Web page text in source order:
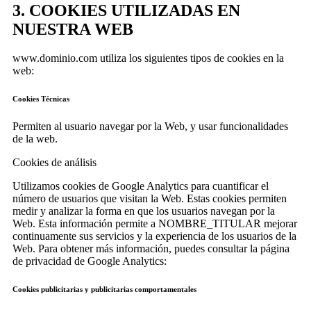
3. COOKIES UTILIZADAS EN
NUESTRA WEB
www.dominio.com utiliza los siguientes tipos de cookies en la
web:
Cookies Técnicas
Permiten al usuario navegar por la Web, y usar funcionalidades
de la web.
Cookies de análisis
Utilizamos cookies de Google Analytics para cuantificar el
número de usuarios que visitan la Web. Estas cookies permiten
medir y analizar la forma en que los usuarios navegan por la
Web. Esta información permite a NOMBRE_TITULAR mejorar
continuamente sus servicios y la experiencia de los usuarios de la
Web. Para obtener más información, puedes consultar la página
de privacidad de Google Analytics:
Cookies publicitarias y publicitarias comportamentales